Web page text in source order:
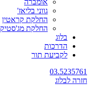
אומברה
גווני בליאז'
החלקת קראטין
החלקת מג'סטיק
בלוג
הדרכות
לקביעת תור
03.5235761
חזרה לבלוג